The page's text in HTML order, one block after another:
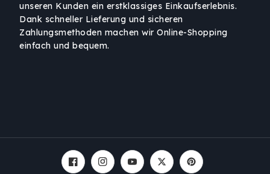
unseren Kunden ein erstklassiges Einkaufserlebnis.
Dank schneller Lieferung und sicheren
Zahlungsmethoden machen wir Online-Shopping
einfach und bequem.
FacebookInstagramYouTubeTwitter Pinterest